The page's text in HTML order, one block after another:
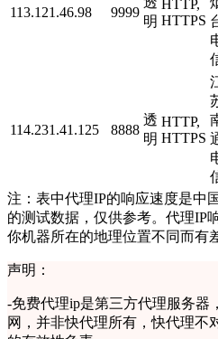
113.121.46.98 9999
明
HTTP,
HTTPS
114.231.41.125 8888
透
明
HTTP,
HTTPS
注：表中代理IP的响应速度是中
的测试数据，仅供参考。代理IP
你机器所在的地理位置不同而有
声明：
-免费代理ip是第三方代理服务器
网，并非快代理所有，快代理不